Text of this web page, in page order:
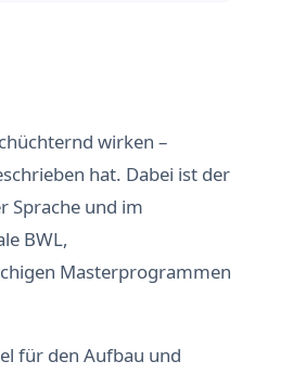
wirken –
hat. Dabei ist der
Sprache und im
BWL,
Masterprogrammen
für den Aufbau und